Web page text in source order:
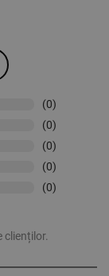
(0)
(0)
(0)
(0)
(0)
clienților.